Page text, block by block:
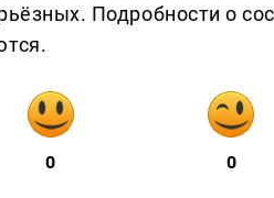
Подробности о
0 0